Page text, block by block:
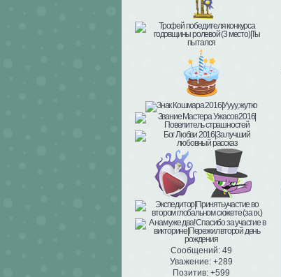
Сообщений: 49
Уважение: +289
Позитив: +599